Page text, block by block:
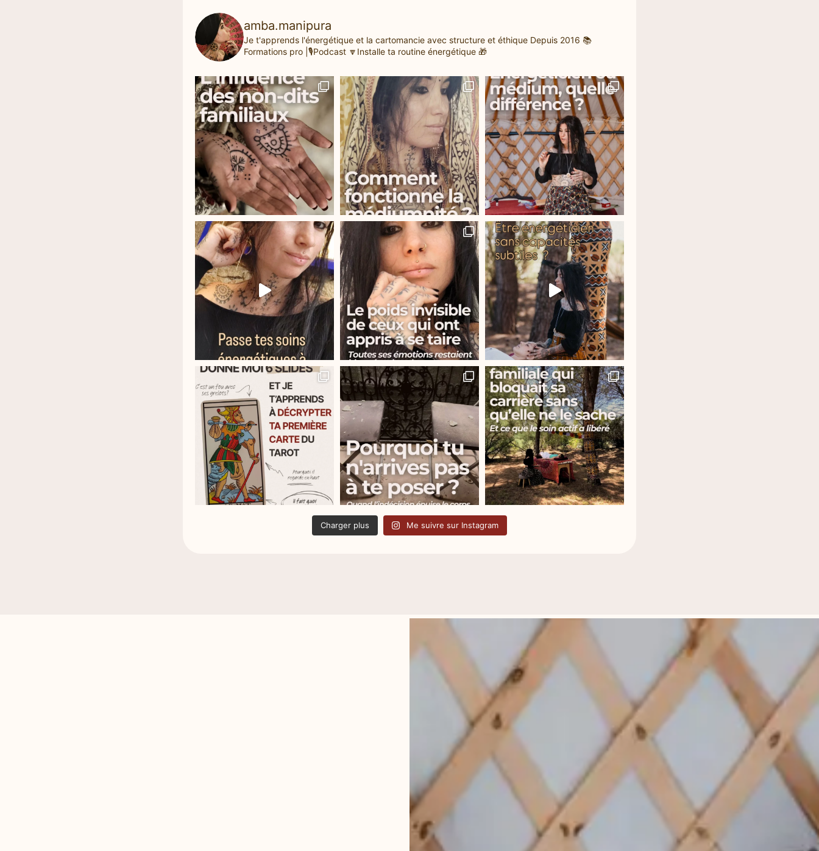
amba.manipura
Je t'apprends l'énergétique et la cartomancie avec structure et éthique Depuis 2016 📚
Formations pro |🎙️Podcast 🔽Installe ta routine énergétique 🎁
Charger plus Me suivre sur Instagram